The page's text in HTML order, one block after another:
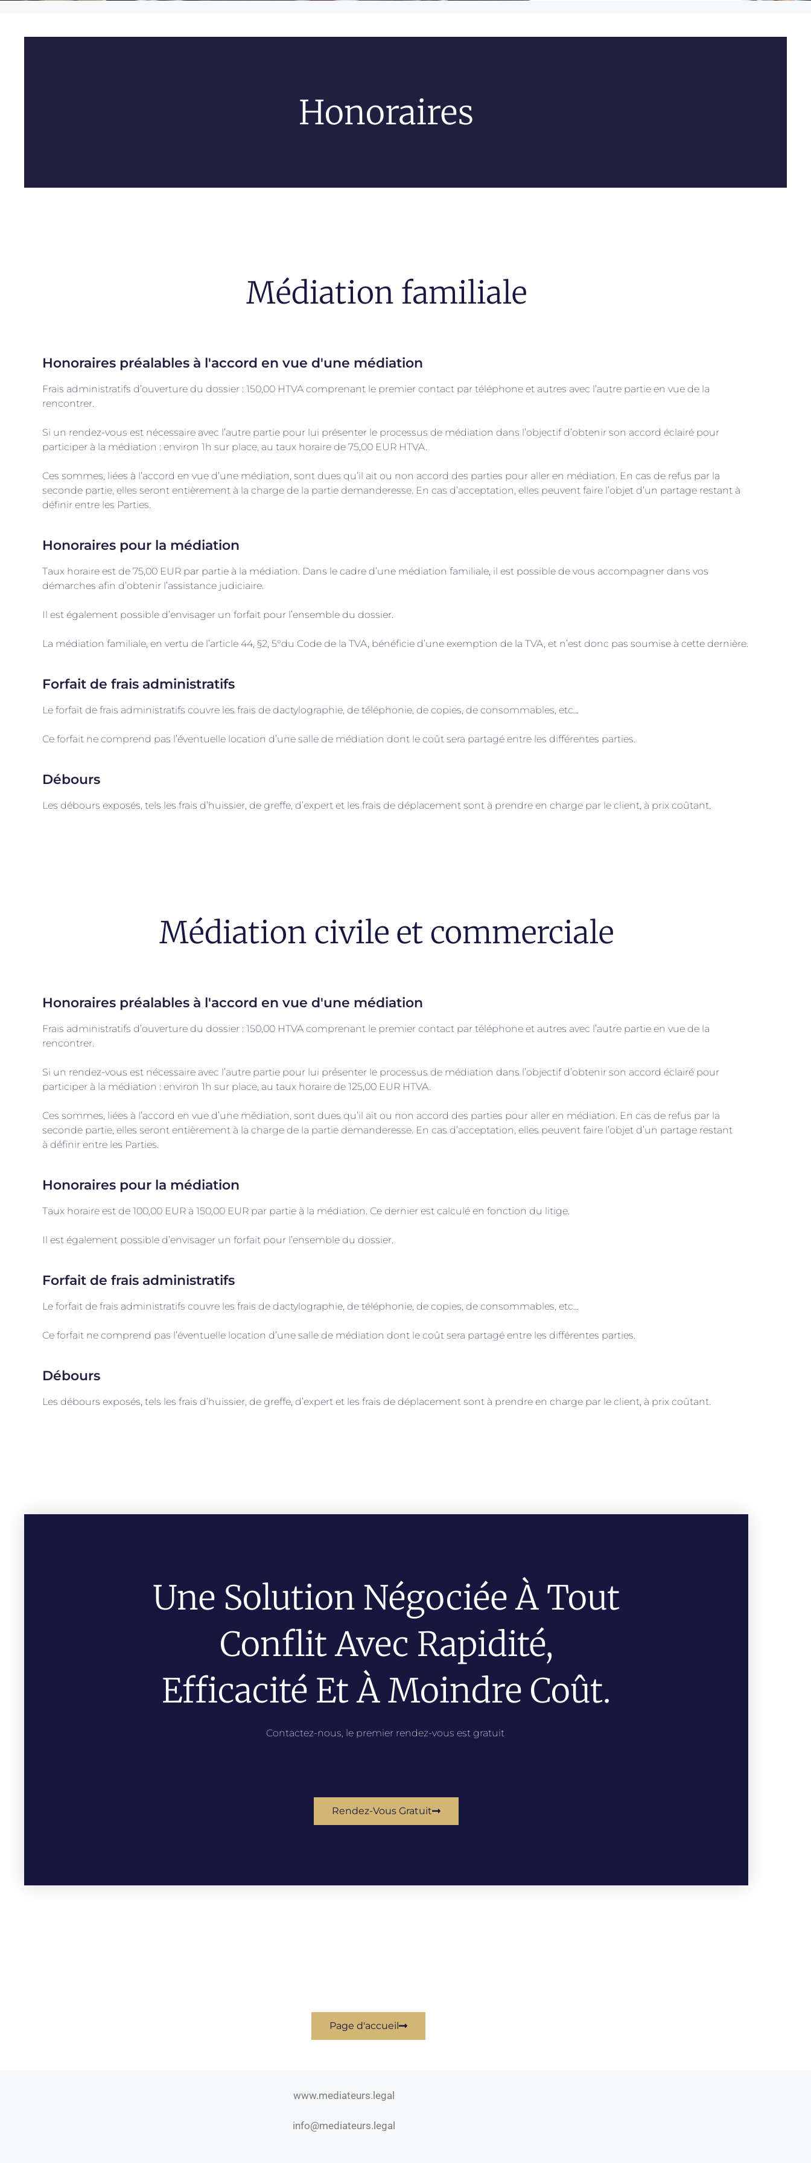
Honoraires
Médiation familiale
Honoraires préalables à l'accord en vue d'une médiation
Frais administratifs d’ouverture du dossier : 150,00 HTVA comprenant le premier contact par téléphone et autres avec l’autre partie en vue de la
rencontrer.
Si un rendez-vous est nécessaire avec l’autre partie pour lui présenter le processus de médiation dans l’objectif d’obtenir son accord éclairé pour
participer à la médiation : environ 1h sur place, au taux horaire de 75,00 EUR HTVA.
Ces sommes, liées à l’accord en vue d’une médiation, sont dues qu’il ait ou non accord des parties pour aller en médiation. En cas de refus par la
seconde partie, elles seront entièrement à la charge de la partie demanderesse. En cas d’acceptation, elles peuvent faire l’objet d’un partage restant à
définir entre les Parties.
Honoraires pour la médiation
Taux horaire est de 75,00 EUR par partie à la médiation. Dans le cadre d’une médiation familiale, il est possible de vous accompagner dans vos
démarches afin d’obtenir l’assistance judiciaire.
Il est également possible d’envisager un forfait pour l’ensemble du dossier.
La médiation familiale, en vertu de l’article 44, §2, 5°du Code de la TVA, bénéficie d’une exemption de la TVA, et n’est donc pas soumise à cette dernière.
Forfait de frais administratifs
Le forfait de frais administratifs couvre les frais de dactylographie, de téléphonie, de copies, de consommables, etc…
Ce forfait ne comprend pas l’éventuelle location d’une salle de médiation dont le coût sera partagé entre les différentes parties.
Débours
Les débours exposés, tels les frais d’huissier, de greffe, d’expert et les frais de déplacement sont à prendre en charge par le client, à prix coûtant.
Médiation civile et commerciale
Honoraires préalables à l'accord en vue d'une médiation
Frais administratifs d’ouverture du dossier : 150,00 HTVA comprenant le premier contact par téléphone et autres avec l’autre partie en vue de la
rencontrer.
Si un rendez-vous est nécessaire avec l’autre partie pour lui présenter le processus de médiation dans l’objectif d’obtenir son accord éclairé pour
participer à la médiation : environ 1h sur place, au taux horaire de 125,00 EUR HTVA.
Ces sommes, liées à l’accord en vue d’une médiation, sont dues qu’il ait ou non accord des parties pour aller en médiation. En cas de refus par la
seconde partie, elles seront entièrement à la charge de la partie demanderesse. En cas d’acceptation, elles peuvent faire l’objet d’un partage restant
à définir entre les Parties.
Honoraires pour la médiation
Taux horaire est de 100,00 EUR à 150,00 EUR par partie à la médiation. Ce dernier est calculé en fonction du litige.
Il est également possible d’envisager un forfait pour l’ensemble du dossier.
Forfait de frais administratifs
Le forfait de frais administratifs couvre les frais de dactylographie, de téléphonie, de copies, de consommables, etc…
Ce forfait ne comprend pas l’éventuelle location d’une salle de médiation dont le coût sera partagé entre les différentes parties.
Débours
Les débours exposés, tels les frais d’huissier, de greffe, d’expert et les frais de déplacement sont à prendre en charge par le client, à prix coûtant.
Une Solution Négociée À Tout
Conflit Avec Rapidité,
Efficacité Et À Moindre Coût.
Contactez-nous, le premier rendez-vous est gratuit
Rendez-Vous Gratuit
Page d'accueil
www.mediateurs.legal
info@mediateurs.legal